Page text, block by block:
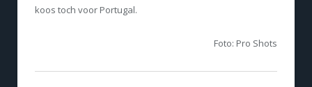
koos toch voor Portugal.
Foto: Pro Shots